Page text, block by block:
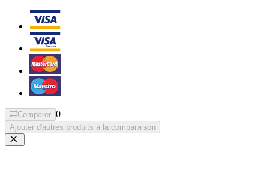
Comparer 0
Ajouter d'autres produits à la comparaison